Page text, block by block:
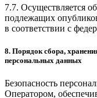
7.7. Осуществляется
подлежащих
в соответствии с
8. Порядок сбора,
персональных данных
Безопасность
Оператором,